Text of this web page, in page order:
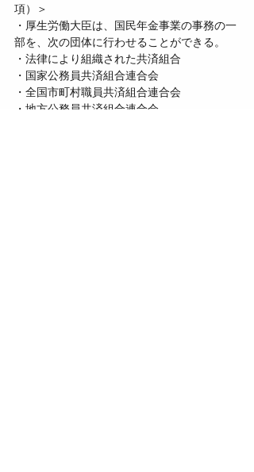
項）＞
・厚生労働大臣は、国民年金事業の事務の一
部を、次の団体に行わせることができる。
・法律により組織された共済組合
・国家公務員共済組合連合会
・全国市町村職員共済組合連合会
・地方公務員共済組合連合会